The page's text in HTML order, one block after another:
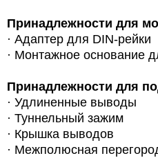
Принадлежности для
· Адаптер для DIN-рейки
· Монтажное основание
Принадлежности для
· Удлиненные выводы
· Туннельный зажим
· Крышка выводов
· Межполюсная